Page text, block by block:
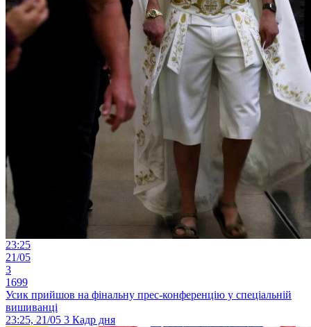
23:25
21/05
3
1699
Усик прийшов на фінальну прес-конференцію у спеціальній
вишиванці
23:25, 21/05 3 Кадр дня